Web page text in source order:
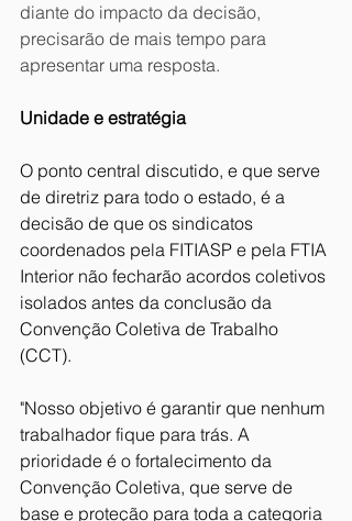
diante do impacto da decisão,
precisarão de mais tempo para
apresentar uma resposta.
Unidade e estratégia
O ponto central discutido, e que serve
de diretriz para todo o estado, é a
decisão de que os sindicatos
coordenados pela FITIASP e pela FTIA
Interior não fecharão acordos coletivos
isolados antes da conclusão da
Convenção Coletiva de Trabalho
(CCT).
"Nosso objetivo é garantir que nenhum
trabalhador fique para trás. A
prioridade é o fortalecimento da
Convenção Coletiva, que serve de
base e proteção para toda a categoria